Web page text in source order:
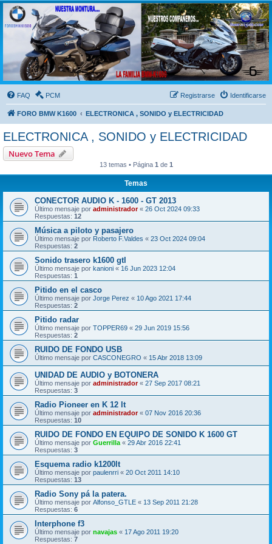
FORO BMW K1600
FORO de MOTOS BMW
FAQ PCM Identificarse
Registrarse
FORO BMW K1600 ELECTRONICA , SONIDO y ELECTRICIDAD
ELECTRONICA , SONIDO y ELECTRICIDAD
Nuevo Tema
13 temas • Página 1 de 1
Temas
CONECTOR AUDIO K - 1600 - GT 2013
Último mensaje por administrador« 26 Oct 2024 09:33
Respuestas: 12
Música a piloto y pasajero
Último mensaje por Roberto F.Valdes « 23 Oct 2024 09:04
Respuestas: 2
Sonido trasero k1600 gtl
Último mensaje por kanioni « 16 Jun 2023 12:04
Respuestas: 1
Pitido en el casco
Último mensaje por Jorge Perez « 10 Ago 2021 17:44
Respuestas: 2
Pitido radar
Último mensaje por TOPPER69 « 29 Jun 2019 15:56
Respuestas: 2
RUIDO DE FONDO USB
Último mensaje por CASCONEGRO « 15 Abr 2018 13:09
UNIDAD DE AUDIO y BOTONERA
Último mensaje por administrador« 27 Sep 2017 08:21
Respuestas: 3
Radio Pioneer en K 12 lt
Último mensaje por administrador« 07 Nov 2016 20:36
Respuestas: 10
RUIDO DE FONDO EN EQUIPO DE SONIDO K 1600 GT
Último mensaje por Guerrilla « 29 Abr 2016 22:41
Respuestas: 3
Esquema radio k1200lt
Último mensaje por paulenrri « 20 Oct 2011 14:10
Respuestas: 13
Radio Sony pá la patera.
Último mensaje por Alfonso_GTLE « 13 Sep 2011 21:28
Respuestas: 6
Interphone f3
Último mensaje por navajas « 17 Ago 2011 19:20
Respuestas: 7